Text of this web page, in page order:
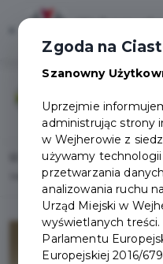
Jedna Karta,
Home
Warsztaty informacyjno-
Zgoda na
Szanowny
Uprzejmie
administrując strony
w Wejherowie z
używamy technologii
przetwarzania
analizowania ruchu
Urząd Miejski w
wyświetlanych
Parlamentu
Europejskiej 2016/